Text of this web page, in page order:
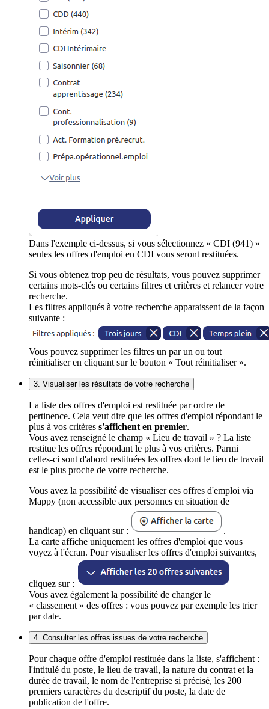
Dans l'exemple ci-dessus, si vous sélectionnez « CDI (941) »
seules les offres d'emploi en CDI vous seront restituées.
Si vous obtenez trop peu de résultats, vous pouvez supprimer
certains mots-clés ou certains filtres et critères et relancer votre
recherche.
Les filtres appliqués à votre recherche apparaissent de la façon
suivante :
Vous pouvez supprimer les filtres un par un ou tout
réinitialiser en cliquant sur le bouton « Tout réinitialiser ».
3. Visualiser les résultats de votre recherche
La liste des offres d'emploi est restituée par ordre de
pertinence. Cela veut dire que les offres d'emploi répondant le
plus à vos critères s'affichent en premier.
Vous avez renseigné le champ « Lieu de travail » ? La liste
restitue les offres répondant le plus à vos critères. Parmi
celles-ci sont d'abord restituées les offres dont le lieu de travail
est le plus proche de votre recherche.
Vous avez la possibilité de visualiser ces offres d'emploi via
Mappy (non accessible aux personnes en situation de
handicap) en cliquant sur :
.
La carte affiche uniquement les offres d'emploi que vous
voyez à l'écran. Pour visualiser les offres d'emploi suivantes,
cliquez sur :
Vous avez également la possibilité de changer le
« classement » des offres : vous pouvez par exemple les trier
par date.
4. Consulter les offres issues de votre recherche
Pour chaque offre d'emploi restituée dans la liste, s'affichent :
l'intitulé du poste, le lieu de travail, la nature du contrat et la
durée de travail, le nom de l'entreprise si précisé, les 200
premiers caractères du descriptif du poste, la date de
publication de l'offre.